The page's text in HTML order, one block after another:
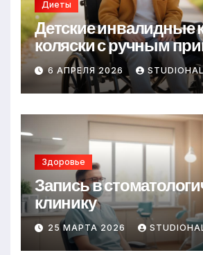
Диеты
Детские инвалидные
коляски с ручным
6 АПРЕЛЯ 2026
Здоровье
Запись в
клинику
25 МАРТА 2026